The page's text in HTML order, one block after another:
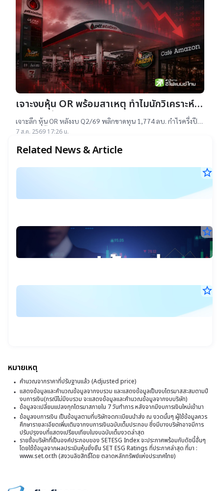
เจาะงบหุ้น OR พร้อมสาเหตุ ทำไมนักวิเคราะห์
ยังแนะ “ซื้อ”-“ถือ”
เจาะลึก หุ้น OR หลังงบ Q2/69 พลิกขาดทุน 1,774 ลบ. กำไรครึ่งปี
แรกต่ำสุดตั้งแต่เข้าตลาดฯ แม้ราคาเทรดต่ำ IPO แต่ 14 โบรกฯ ยัง
7 ส.ค. 2569 17:26 น.
Related News & Article
star_border
star_border
star_border
หมายเหตุ
คำนวณจากราคาที่ปรับฐานแล้ว (Adjusted price)
แสดงข้อมูลและคำนวณข้อมูลจากงบรวม และแสดงข้อมูลเป็นงบไตรมาสสะสมตามปี
งบการเงิน(กรณีไม่มีงบรวม จะแสดงข้อมูลและคำนวณข้อมูลจากงบบริษัท)
ข้อมูลจะเปลี่ยนแปลงทุกไตรมาสภายใน 7 วันทำการ หลังจากมีงบการเงินใหม่เข้ามา
ข้อมูลงบการเงิน เป็นข้อมูลตามที่บริษัทจดทะเบียนนำส่ง ณ งวดนั้นๆ ผู้ใช้ข้อมูลควร
ศึกษารายละเอียดเพิ่มเติมจากงบการเงินฉบับเต็มประกอบ ซึ่งมีบางบริษัทอาจมีการ
ปรับปรุงงบที่แสดงเปรียบเทียบในงบฉบับเต็มงวดล่าสุด
รายชื่อบริษัทที่เป็นองค์ประกอบของ SETESG Index จะประกาศพร้อมกับดัชนี้อื่นๆ
โดยใช้ข้อมูลจากผลประเมินหุ้นยั่งยืน SET ESG Ratings ที่ประกาศล่าสุด ที่มา :
www.set.or.th (สงวนลิขสิทธิ์โดย ตลาดหลักทรัพย์แห่งประเทศไทย)